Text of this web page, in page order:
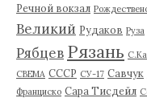
Речной вокзал
Великий Рудаков Руза
Рябцев Рязань
СВЕМА СССР СУ-17 Савчук
Франциско Сара Тисдейл